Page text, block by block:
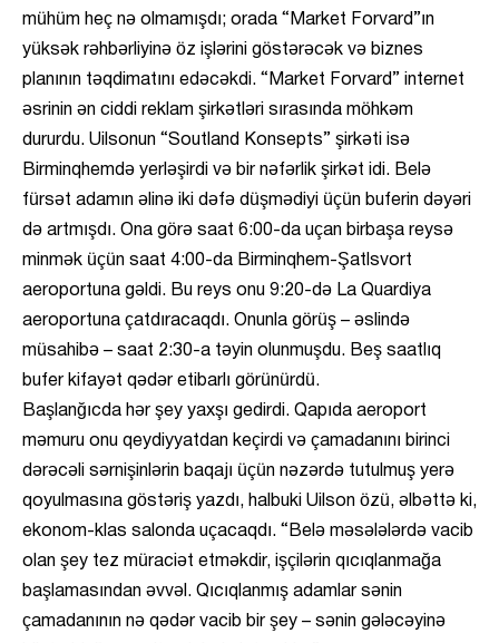
mühüm heç nə olmamışdı; orada “Market Forvard”ın
yüksək rəhbərliyinə öz işlərini göstərəcək və biznes
planının təqdimatını edəcəkdi. “Market Forvard” internet
əsrinin ən ciddi reklam şirkətləri sırasında möhkəm
dururdu. Uilsonun “Soutland Konsepts” şirkəti isə
Birminqhemdə yerləşirdi və bir nəfərlik şirkət idi. Belə
fürsət adamın əlinə iki dəfə düşmədiyi üçün buferin dəyəri
də artmışdı. Ona görə saat 6:00-da uçan birbaşa reysə
minmək üçün saat 4:00-da Birminqhem-Şatlsvort
aeroportuna gəldi. Bu reys onu 9:20-də La Quardiya
aeroportuna çatdıracaqdı. Onunla görüş – əslində
müsahibə – saat 2:30-a təyin olunmuşdu. Beş saatlıq
bufer kifayət qədər etibarlı görünürdü.
Başlanğıcda hər şey yaxşı gedirdi. Qapıda aeroport
məmuru onu qeydiyyatdan keçirdi və çamadanını birinci
dərəcəli sərnişinlərin baqajı üçün nəzərdə tutulmuş yerə
qoyulmasına göstəriş yazdı, halbuki Uilson özü, əlbəttə ki,
ekonom-klas salonda uçacaqdı. “Belə məsələlərdə vacib
olan şey tez müraciət etməkdir, işçilərin qıcıqlanmağa
başlamasından əvvəl. Qıcıqlanmış adamlar sənin
çamadanının nə qədər vacib bir şey – sənin gələcəyinə